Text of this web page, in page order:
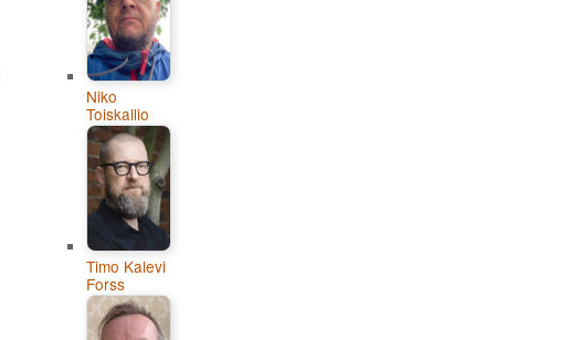
Niko
Toiskallio
Timo Kalevi
Forss